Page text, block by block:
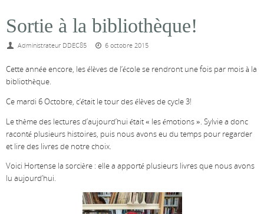
Sortie à la bibliothèque!
Administrateur DDEC85 6 octobre 2015
Cette année encore, les élèves de l’école se rendront une fois par mois à la
bibliothèque.
Ce mardi 6 Octobre, c’était le tour des élèves de cycle 3!
Le thème des lectures d’aujourd’hui était « les émotions ». Sylvie a donc
raconté plusieurs histoires, puis nous avons eu du temps pour regarder
et lire des livres de notre choix.
Voici Hortense la sorcière : elle a apporté plusieurs livres que nous avons
lu aujourd’hui.